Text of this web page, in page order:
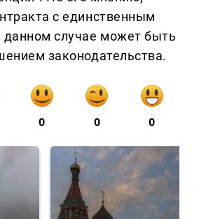
с единственным
случае может быть
законодательства.
0 0 0